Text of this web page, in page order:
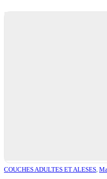
COUCHES ADULTES ET ALESES,